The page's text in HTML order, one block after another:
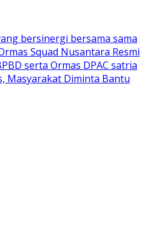
bersinergi bersama sama
Squad Nusantara Resmi
serta Ormas DPAC satria
Masyarakat Diminta Bantu